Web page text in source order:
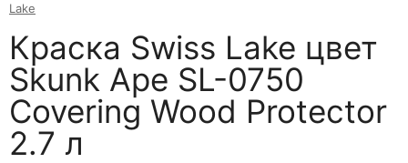
Lake
Краска Swiss Lake цвет
Skunk Ape SL-0750
Covering Wood Protector
2.7 л